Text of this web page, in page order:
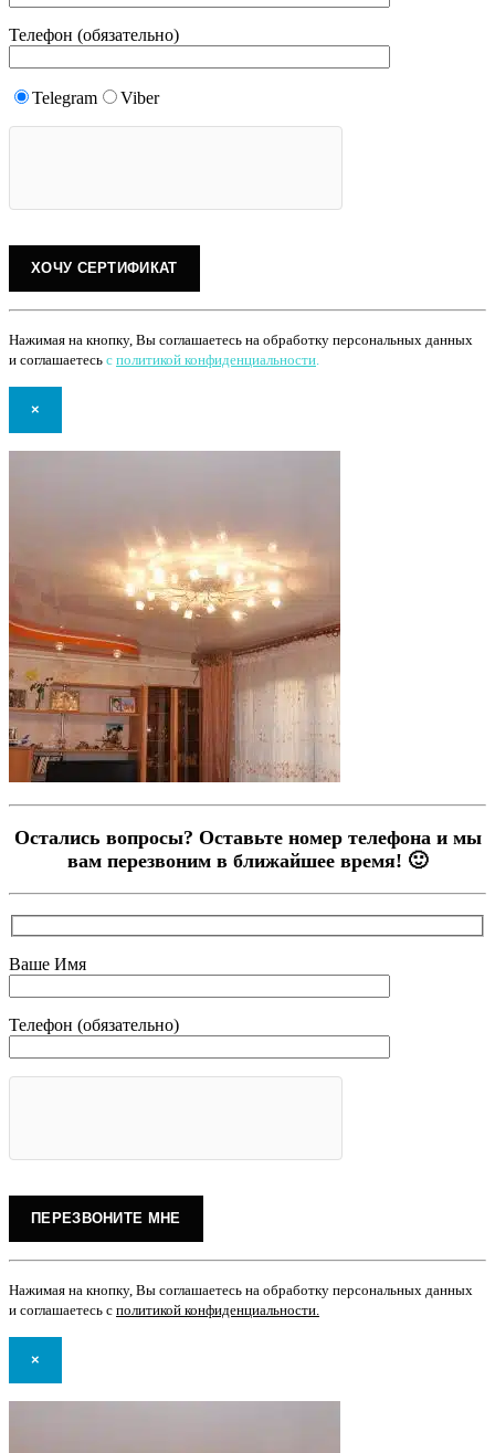
Телефон (обязательно)
Telegram Viber
Нажимая на кнопку, Вы соглашаетесь на обработку персональных данных
и соглашаетесь с политикой конфиденциальности.
×
Остались вопросы? Оставьте номер телефона и мы
вам перезвоним в ближайшее время! 🙂
Ваше Имя
Телефон (обязательно)
Нажимая на кнопку, Вы соглашаетесь на обработку персональных данных
и соглашаетесь с политикой конфиденциальности
×